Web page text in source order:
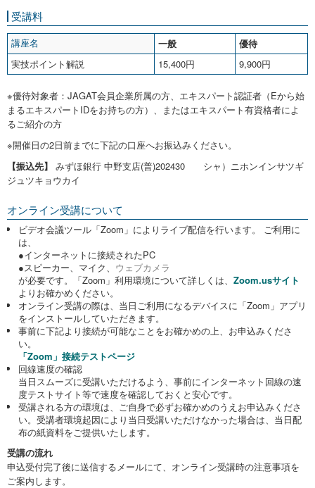
受講料
講座名 一般
優待
実技ポイント解説
15,400円 9,900円
※優待対象者：JAGAT会員企業所属の方、エキスパート認証者（Eから始
まるエキスパートIDをお持ちの方）、またはエキスパート有資格者によ
るご紹介の方
※開催日の2日前までに下記の口座へお振込みください。
【振込先】 みずほ銀行 中野支店(普)202430 シャ）ニホンインサツギ
ジュツキョウカイ
オンライン受講について
ビデオ会議ツール「Zoom」によりライブ配信を行います。 ご利用に
は、
●インターネットに接続されたPC
●スピーカー、マイク、 ウェブカメラ
が必要です。「Zoom」利用環境について詳しくは、 Zoom.usサイト
よりお確かめください。
オンライン受講の際は、当日ご利用になるデバイスに「Zoom」アプリ
をインストールしていただきます。
事前に下記より接続が可能なことをお確かめの上、お申込みくださ
い。
「Zoom」接続テストページ
回線速度の確認
当日スムーズに受講いただけるよう、事前にインターネット回線の速
度テストサイト等で速度を確認しておくと安心です。
受講される方の環境は、ご自身で必ずお確かめのうえお申込みくださ
い。受講者環境起因により当日受講いただけなかった場合は、当日配
布の紙資料をご提供いたします。
受講の流れ
申込受付完了後に送信するメールにて、オンライン受講時の注意事項を
ご案内します。